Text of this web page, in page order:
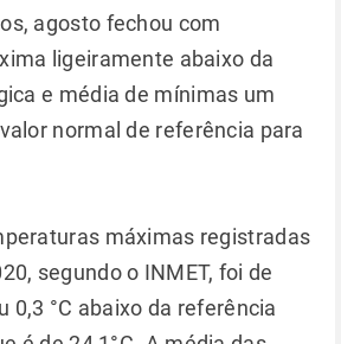
agosto fechou com
ligeiramente abaixo da
e média de mínimas um
normal de referência para
máximas registradas
segundo o INMET, foi de
0,3 °C abaixo da referência